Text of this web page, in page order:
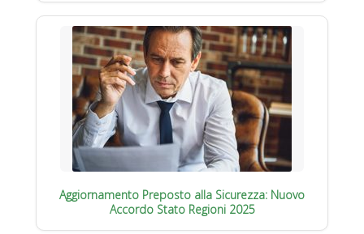
Aggiornamento Preposto alla Sicurezza: Nuovo
Accordo Stato Regioni 2025